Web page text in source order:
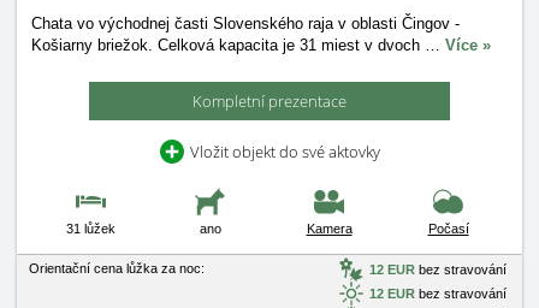
Chata vo východnej časti Slovenského raja v oblasti Čingov -
Košiarny briežok. Celková kapacita je 31 miest v dvoch … Více »
Kompletní prezentace
Vložit objekt do své aktovky
31 lůžek ano Kamera Počasí
Orientační cena lůžka za noc: 12 EUR bez stravování
12 EUR bez stravování